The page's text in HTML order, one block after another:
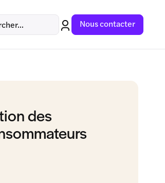
Nous contacter
des